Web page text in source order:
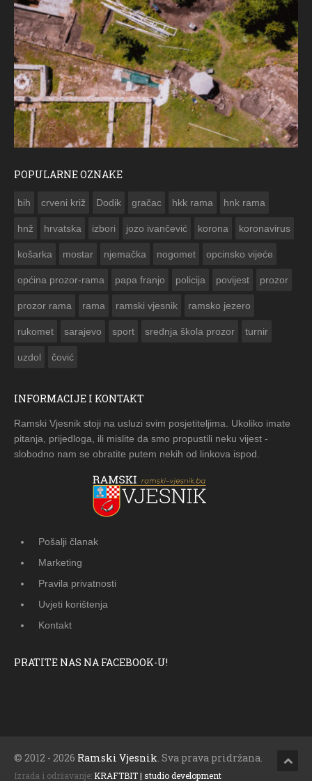
POPULARNE OZNAKE
bih crveni križ Dodik gračac hkk rama hnk rama
hnž hrvatska izbori jozo ivančević korona koronavirus
košarka mostar njemačka nogomet opcinsko vijeće
općina prozor-rama papa franjo policija povijest prozor
prozor rama rama ramski vjesnik ramsko jezero
rukomet sarajevo sport srednja škola prozor turnir
uzdol čović
INFORMACIJE I KONTAKT
Ramski Vjesnik stoji na usluzi svim posjetiteljima. Ukoliko imate
pitanja, prijedloga, ili mislite da smo propustili neku vijest -
slobodno nam se obratite putem nekih od linkova ispod.
Pošalji članak
Marketing
Pravila privatnosti
Uvjeti korištenja
Kontakt
PRATITE NAS NA FACEBOOK-U!
© 2012 - 2026 Ramski Vjesnik . Sva prava pridržana.
Izrada i održavanje: KRAFTBIT | studio development